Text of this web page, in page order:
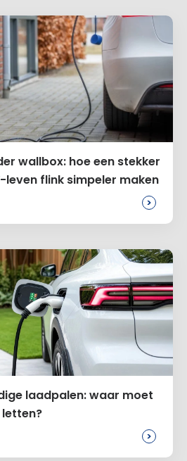
reactie toe
wallbox: hoe een stekker
leven flink simpeler maken
>
laadpalen: waar moet
letten?
>